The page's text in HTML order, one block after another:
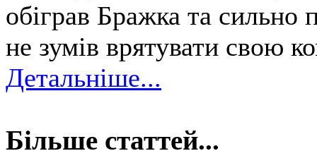
обіграв Бражка та сильно
не зумів врятувати свою
Детальніше...
Більше статтей...